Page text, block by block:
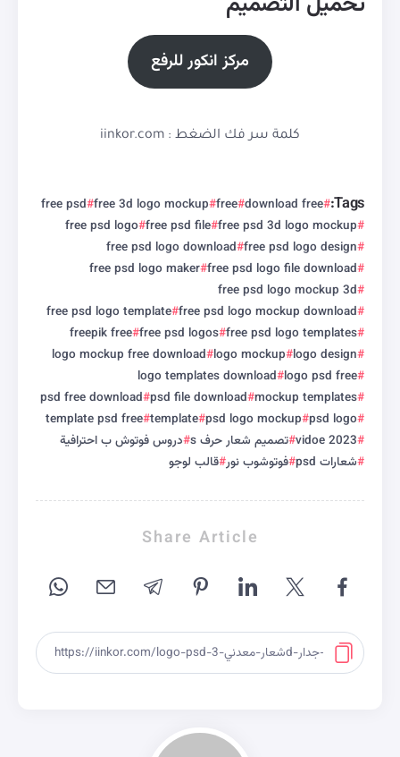
مركز انكور للرفع
كلمة سر فك الضغط : iinkor.com
Tags:
download free
free
free 3d logo mockup
free psd
free psd 3d logo mockup
free psd file
free psd logo
free psd logo design
free psd logo download
free psd logo file download
free psd logo maker
free psd logo mockup 3d
free psd logo mockup download
free psd logo template
free psd logo templates
free psd logos
freepik free
logo design
logo mockup
logo mockup free download
logo psd free
logo templates download
mockup templates
psd file download
psd free download
psd logo
psd logo mockup
template
template psd free
vidoe 2023 تصميم شعار حرف s
دروس فوتوش ب احترافية
شعارات psd
فوتوشوب نور قالب لوجو
Share Article